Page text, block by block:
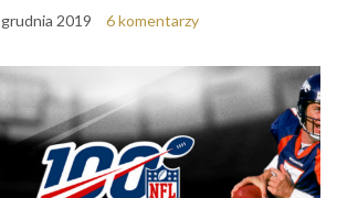
2019 6 komentarzy